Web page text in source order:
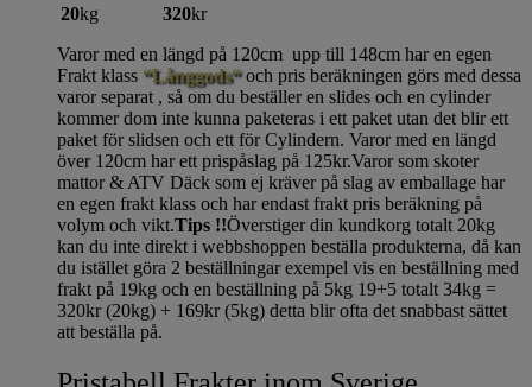
20kg 320kr
Varor med en längd på 120cm upp till 148cm har en egen
Frakt klass “Långgods“och pris beräkningen görs med dessa
varor separat , så om du beställer en slides och en cylinder
kommer dom inte kunna paketeras i ett paket utan det blir ett
paket för slidsen och ett för Cylindern. Varor med en längd
över 120cm har ett prispåslag på 125kr.Varor som skoter
mattor & ATV Däck som ej kräver på slag av emballage har
en egen frakt klass och har endast frakt pris beräkning på
volym och vikt.Tips !!Överstiger din kundkorg totalt 20kg
kan du inte direkt i webbshoppen beställa produkterna, då kan
du istället göra 2 beställningar exempel vis en beställning med
frakt på 19kg och en beställning på 5kg 19+5 totalt 34kg =
320kr (20kg) + 169kr (5kg) detta blir ofta det snabbast sättet
att beställa på.